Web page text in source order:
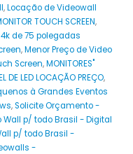
,Locação de Videowall
TOUCH SCREEN,
de 75 polegadas
,Menor Preço de Video
Screen,MONITORES"
DE LED LOCAÇÃO PREÇO,
à Grandes Eventos
,Solicite Orçamento -
Wall p/ todo Brasil - Digital
p/ todo Brasil -
-